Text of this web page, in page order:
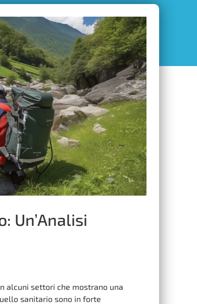
Un’Analisi
alcuni settori che mostrano una
sanitario sono in forte